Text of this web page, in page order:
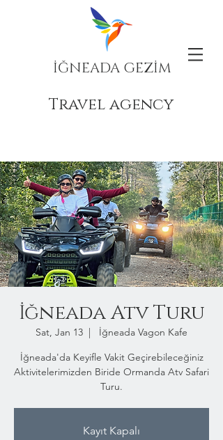
İĞNEADA GEZİM
Travel agency
İğneada Atv Turu
Sat, Jan 13
  |
İğneada Vagon Kafe
İğneada'da Keyifle Vakit Geçirebileceğiniz
Aktivitelerimizden Biride Ormanda Atv Safari
Turu.
Kayıt Kapalı